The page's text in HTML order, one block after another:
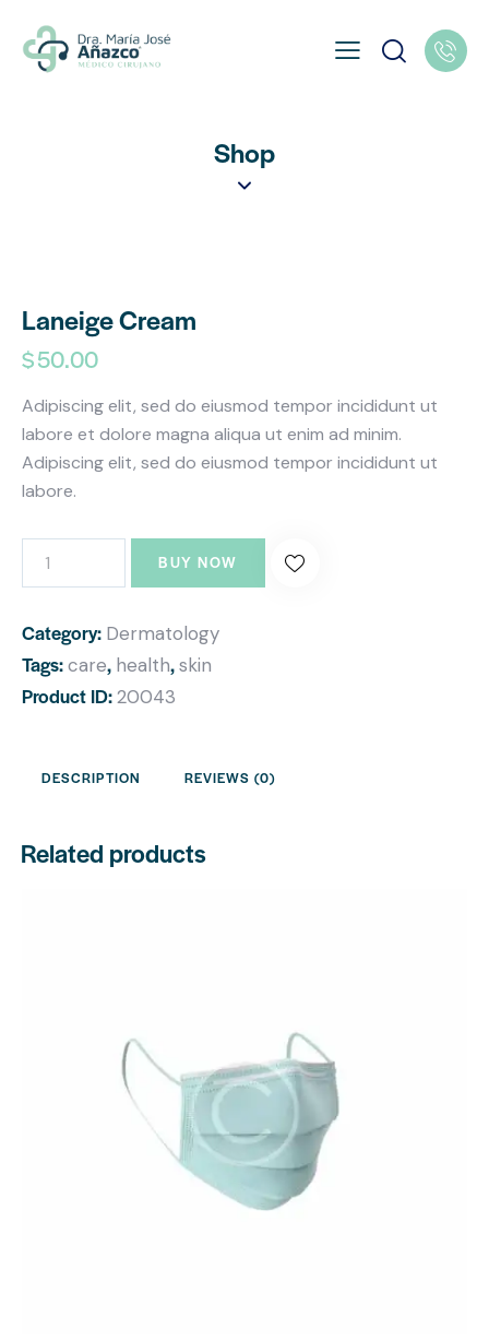
Shop
Laneige Cream
$50.00
Adipiscing elit, sed do eiusmod tempor incididunt ut
labore et dolore magna aliqua ut enim ad minim.
Adipiscing elit, sed do eiusmod tempor incididunt ut
labore.
BUY NOW
Category: Dermatology
Tags:care, health,skin
Product ID:20043
DESCRIPTION REVIEWS (0)
Related products